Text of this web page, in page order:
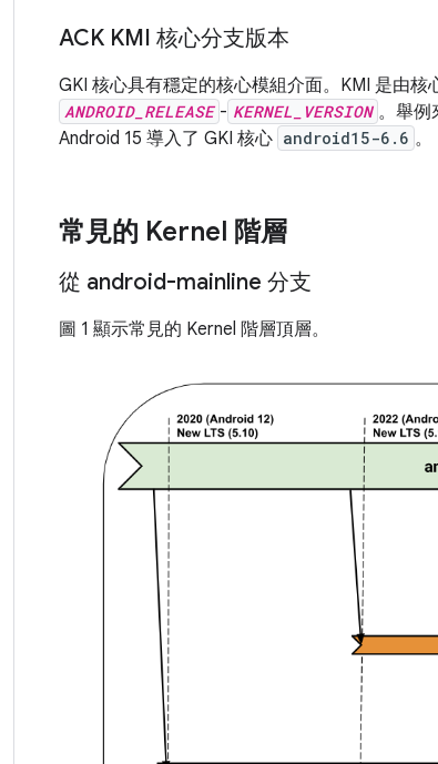
ACK KMI 核心分支版本
GKI 核心具有穩定的核心模組介面。KMI 是由
ANDROID_RELEASE - KERNEL_VERSION 。舉例
Android 15 導入了 GKI 核心 android15-6.6 。
常見的 Kernel 階層
從 android-mainline 分支
圖 1 顯示常見的 Kernel 階層頂層。